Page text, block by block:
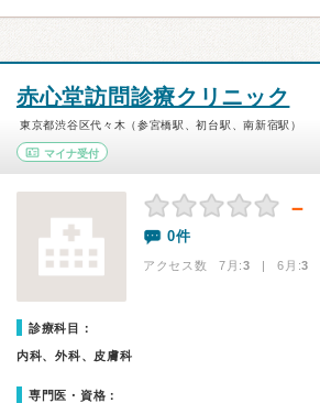
赤心堂訪問診療クリニック
東京都渋谷区代々木（参宮橋駅、初台駅、南新宿駅）
マイナ受付
－
0件
アクセス数 7月:3 | 6月:3
診療科目：
内科、外科、皮膚科
専門医・資格：